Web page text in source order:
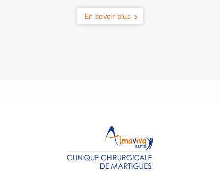
En savoir plus